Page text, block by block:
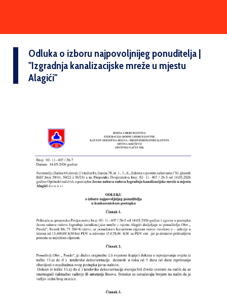
Odluka o izboru najpovoljnijeg ponuditelja |
''Izgradnja kanalizacijske mreže u mjestu
Alagići''